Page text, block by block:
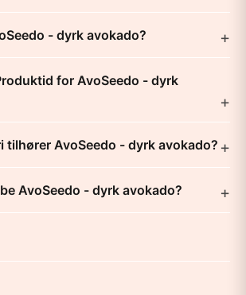
- dyrk avokado?
for AvoSeedo - dyrk
tilhører AvoSeedo - dyrk avokado?
AvoSeedo - dyrk avokado?